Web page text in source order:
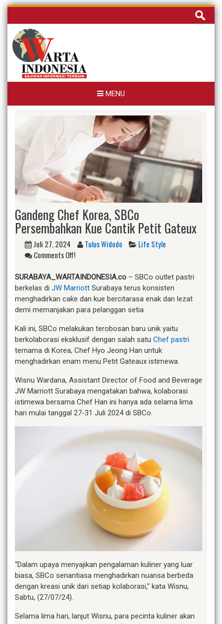
Skip
content
Cari
untuk:
MENU
Gandeng Chef Korea, SBCo
Persembahkan Kue Cantik Petit Gateux
Juli 27, 2024 Tulus Widodo
Life Style
Comments Off!
SURABAYA_WARTAINDONESIA.co – SBCo outlet pastri
berkelas di JW Marriott Surabaya terus konsisten
menghadirkan cake dan kue bercitarasa enak dan lezat
demi memanjakan para pelanggan setia.
Kali ini, SBCo melakukan terobosan baru unik yaitu
berkolaborasi eksklusif dengan salah satu Chef pastri
ternama di Korea, Chef Hyo Jeong Han untuk
menghadirkan enam menu Petit Gateaux istimewa.
Wisnu Wardana, Assistant Director of Food and Beverage
JW Marriott Surabaya mengatakan bahwa, kolaborasi
istimewa bersama Chef Han ini hanya ada selama lima
hari mulai tanggal 27-31 Juli 2024 di SBCo.
“Dalam upaya menyajikan pengalaman kuliner yang luar
biasa, SBCo senantiasa menghadirkan nuansa berbeda
dengan kreasi unik dari setiap kolaborasi,” kata Wisnu,
Sabtu, (27/07/24).
Selama lima hari, lanjut Wisnu, para pecinta kuliner akan